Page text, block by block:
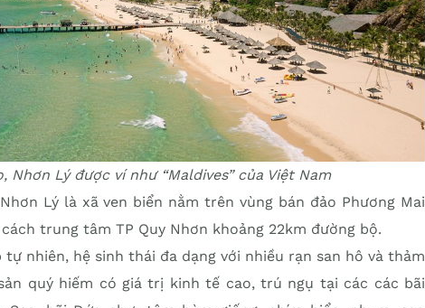
Nhơn Lý được ví như “Maldives” của Việt Nam
Lý là xã ven biển nằm trên vùng bán đảo Phương Mai
trung tâm TP Quy Nhơn khoảng 22km đường bộ.
tự nhiên, hệ sinh thái đa dạng với nhiều rạn san hô và thảm
quý hiếm có giá trị kinh tế cao, trú ngụ tại các các bãi